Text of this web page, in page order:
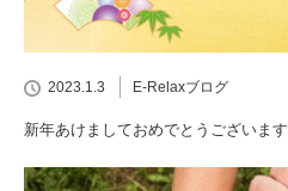
2023.1.3 E-Relaxブログ
新年あけましておめでとうございます